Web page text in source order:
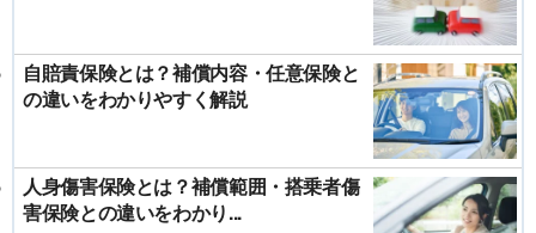
自賠責保険とは？補償内容・任意保険と
の違いをわかりやすく解説
人身傷害保険とは？補償範囲・搭乗者傷
害保険との違いをわかり...